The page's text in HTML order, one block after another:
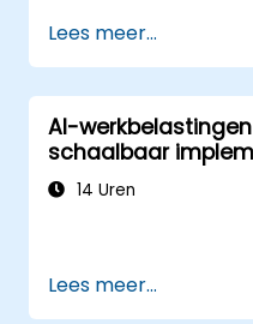
Lees meer...
AI-
schaalbaar
learning-modellen
14 Uren
Lees meer...